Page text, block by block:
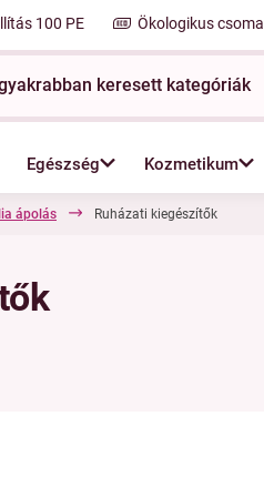
100 PE Ökologikus
Egészség Kozmetikum
ápolás Ruházati kiegészítők